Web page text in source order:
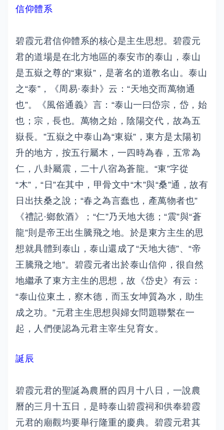
信仰體系
碧霞元君信仰體系的核心是主生思想。碧霞元
君的道場是在北方地區的泰安市的泰山，泰山
是五嶽之尊的“東嶽”，是著名的道教名山。泰山
之“泰”，《周易·泰卦》云：“天地交而萬物通
也”。《風俗通義》言：“泰山一曰岱宗，岱，始
也；宗，長也。萬物之始，陰陽交代，故為五
嶽長。”五嶽之中泰山為“東嶽”，東方是太陽初
升的地方，按五行屬木，一四時為春，五常為
仁，八卦屬震，二十八宿為蒼龍。“東”字從
“木”，“日”在其中，甲骨文中“木”與“桑”通，故有
日出扶桑之說；“春之為言蠢也，產萬物者也”
《禮記·鄉飲酒》；“仁”乃天地大德；“震”與“蒼
龍”則是帝王出生騰飛之地。於是東方主生的思
想就具體到泰山，泰山還成了“天地大德”、“帝
王騰飛之地”。碧霞元者出於泰山信仰，很自然
地繼承了東方主生的思想，故《岱史》有云：
“泰山位東土，察木德，而玉女坤質為水，助生
成之功。”元君主生思想與婦女問題聯繫在一
起，人們便認為元君主宰生兒育女。
誕辰
碧霞元君的聖誕為農曆的四月十八日，一說農
曆的三月十五日，是時泰山碧霞祠和供奉碧霞
元君的廟觀均要舉行隆重的慶典。碧霞元君其